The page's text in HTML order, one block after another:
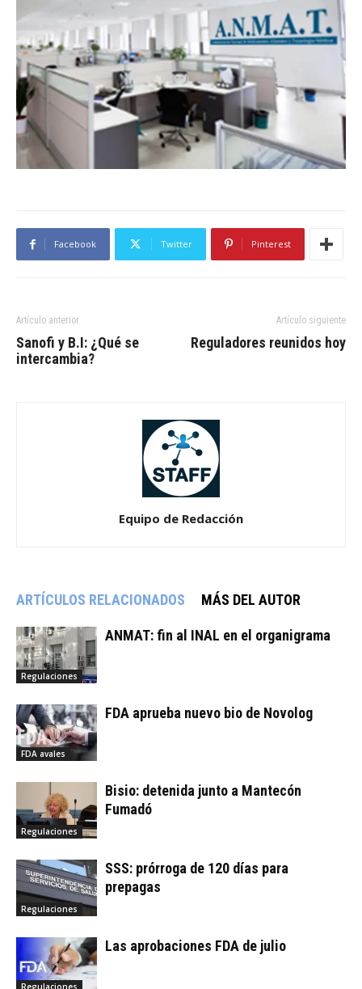
Facebook Twitter Pinterest
Artículo anterior
Sanofi y B.I: ¿Qué se
intercambia?
Artículo siguiente
Reguladores reunidos hoy
Equipo de Redacción
ARTÍCULOS RELACIONADOS MÁS DEL AUTOR
Regulaciones
ANMAT: fin al INAL en el organigrama
FDA avales
FDA aprueba nuevo bio de Novolog
Regulaciones
Bisio: detenida junto a Mantecón
Fumadó
Regulaciones
SSS: prórroga de 120 días para
prepagas
Las aprobaciones FDA de julio